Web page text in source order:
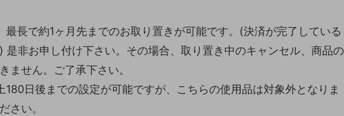
最長で約1ヶ月先までのお取り置きが可能です。(決済が完了している
是非お申し付け下さい。その場合、取り置き中のキャンセル、商品の
ません。ご了承下さい。
180日後までの設定が可能ですが、こちらの使用品は対象外となりま
さい。